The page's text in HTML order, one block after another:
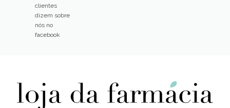
clientes
dizem sobre
nós no
facebook